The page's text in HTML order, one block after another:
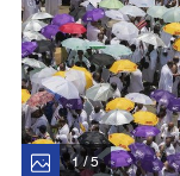
1 / 5